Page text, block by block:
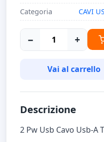
Categoria
CAVI
− +
Vai al carrello
Descrizione
2 Pw Usb Cavo Usb-A